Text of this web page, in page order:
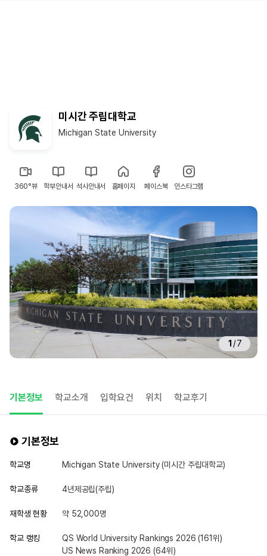
미시간 주립대학교
Michigan State University
360°뷰 학부안내서 석사안내서 홈페이지 페이스북 인스타그램
1 /7
기본정보 학교소개 입학요건 위치 학교후기
기본정보
학교명 Michigan State University (미시간 주립대학교)
학교종류 4년제공립(주립)
재학생 현황 약 52,000명
학교 랭킹
QS World University Rankings 2026 (161위)
US News Ranking 2026 (64위)